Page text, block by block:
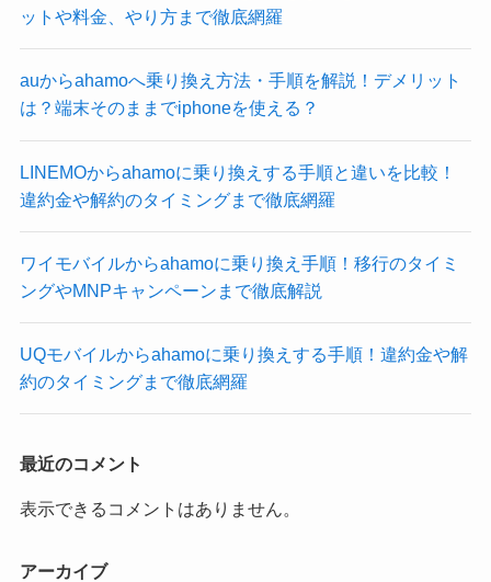
ットや料金、やり方まで徹底網羅
auからahamoへ乗り換え方法・手順を解説！デメリット
は？端末そのままでiphoneを使える？
LINEMOからahamoに乗り換えする手順と違いを比較！
違約金や解約のタイミングまで徹底網羅
ワイモバイルからahamoに乗り換え手順！移行のタイミ
ングやMNPキャンペーンまで徹底解説
UQモバイルからahamoに乗り換えする手順！違約金や解
約のタイミングまで徹底網羅
最近のコメント
表示できるコメントはありません。
アーカイブ